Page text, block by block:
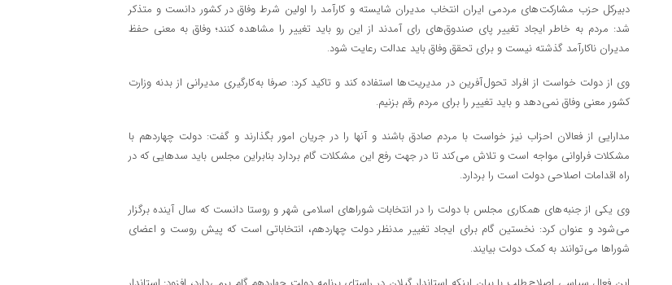
دبیرکل حزب مشارکت های مردمی ایران انتخاب مدیران شایسته و کارآمد را اولین شرط وفاق در کشور دانست و متذکر
شد: مردم به خاطر ایجاد تغییر پای صندوق های رای آمدند از این رو باید تغییر را مشاهده کنند؛ وفاق به معنی حفظ
مدیران ناکارآمد گذشته نیست و برای تحقق وفاق باید عدالت رعایت شود.
وی از دولت خواست از افراد تحول آفرین در مدیریت ها استفاده کند و تاکید کرد: صرفا به کارگیری مدیرانی از بدنه وزارت
کشور معنی وفاق نمی دهد و باید تغییر را برای مردم رقم بزنیم.
مدارایی از فعالان احزاب نیز خواست با مردم صادق باشند و آنها را در جریان امور بگذارند و گفت: دولت چهاردهم با
مشکلات فراوانی مواجه است و تلاش می کند تا در جهت رفع این مشکلات گام بردارد بنابراین مجلس باید سدهایی که در
راه اقدامات اصلاحی دولت است را بردارد.
وی یکی از جنبه های همکاری مجلس با دولت را در انتخابات شوراهای اسلامی شهر و روستا دانست که سال آینده برگزار
می شود و عنوان کرد: نخستین گام برای ایجاد تغییر مدنظر دولت چهاردهم، انتخاباتی است که پیش روست و اعضای
شوراها می توانند به کمک دولت بیایند.